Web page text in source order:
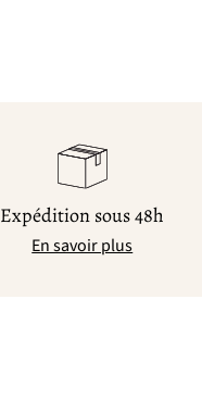
Expédition sous 48h
En savoir plus